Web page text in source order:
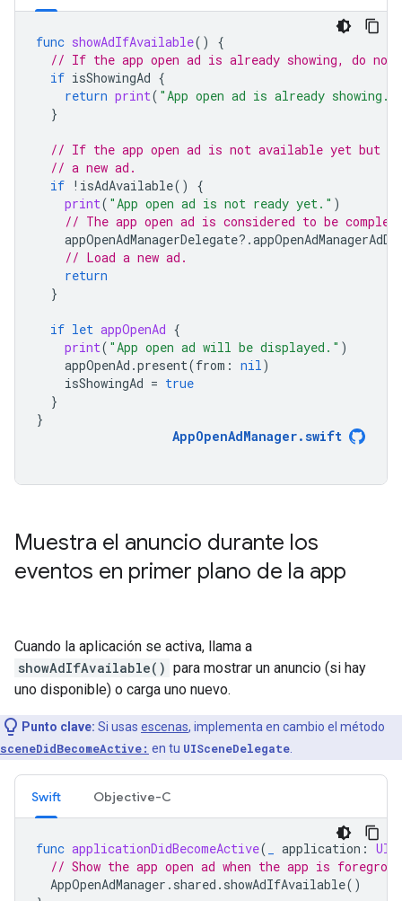
func showAdIfAvailable()
{
// If the app open ad is already showing, do not
if isShowingAd {
return print( "App open ad is already showing."
}
// If the app open ad is not available yet but is
// a new ad.
if ! isAdAvailable()
{
print( "App open ad is not ready yet." )
// The app open ad is considered to be
appOpenAdManagerDelegate?.
// Load a new ad.
return
}
if let appOpenAd {
print( "App open ad will be displayed." )
appOpenAd .present(from : nil)
isShowingAd = true
}
}
AppOpenAdManager.swift
Muestra el anuncio durante los
eventos en primer plano de la app
Cuando la aplicación se activa, llama a
showAdIfAvailable() para mostrar un anuncio (si hay
uno disponible) o carga uno nuevo.
Punto clave: Si usas escenas, implementa en cambio el método
sceneDidBecomeActive: en tu UISceneDelegate.
Swift Objective-C
func applicationDidBecomeActive( application :
// Show the app open ad when the app is
AppOpenAdManager . shared . showAdIfAvailable()